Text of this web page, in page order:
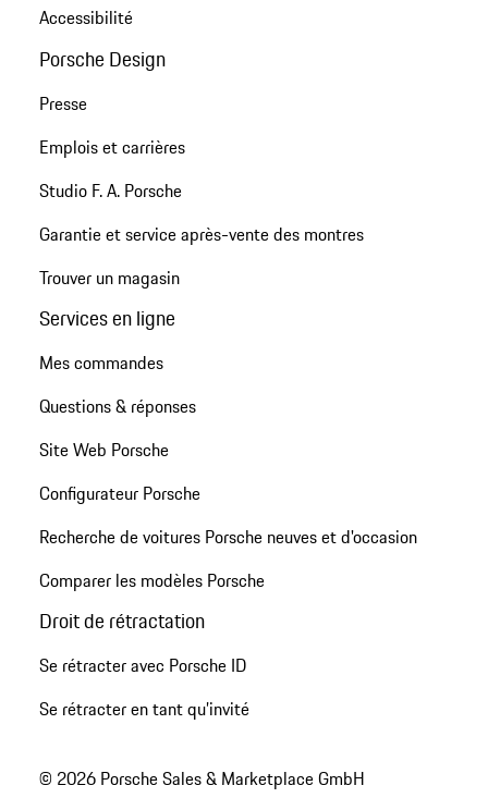
Accessibilité
Porsche Design
Presse
Emplois et carrières
Studio F. A. Porsche
Garantie et service après-vente des montres
Trouver un magasin
Services en ligne
Mes commandes
Questions & réponses
Site Web Porsche
Configurateur Porsche
Recherche de voitures Porsche neuves et d'occasion
Comparer les modèles Porsche
Droit de rétractation
Se rétracter avec Porsche ID
Se rétracter en tant qu’invité
© 2026 Porsche Sales & Marketplace GmbH